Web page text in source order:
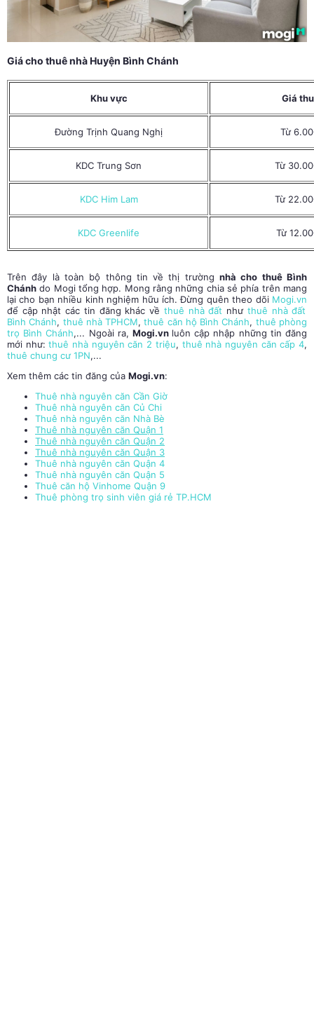
Giá cho thuê nhà Huyện Bình Chánh
Khu vực Giá
Đường Trịnh Quang Nghị Từ
KDC Trung Sơn Từ
KDC Him Lam Từ
KDC Greenlife Từ
Trên đây là toàn bộ thông tin về thị trườngnhà cho thuê Bình
Chánh do Mogi tổng hợp. Mong rằng những chia sẻ phía trên mang
lại cho bạn nhiều kinh nghiệm hữu ích. Đừng quên theo dõi Mogi.vn
để cập nhật các tin đăng khác về thuê nhà đất như thuê nhà đất
Bình Chánh, thuê nhà TPHCM,thuê căn hộ Bình Chánh, thuê phòng
trọ Bình Chánh,... Ngoài ra, Mogi.vn luôn cập nhập những tin đăng
mới như:thuê nhà nguyên căn 2 triệu, thuê nhà nguyên căn cấp 4,
thuê chung cư 1PN,...
Xem thêm các tin đăng của Mogi.vn:
Thuê nhà nguyên căn Cần Giờ
Thuê nhà nguyên căn Củ Chi
Thuê nhà nguyên căn Nhà Bè
Thuê nhà nguyên căn Quận 1
Thuê nhà nguyên căn Quận 2
Thuê nhà nguyên căn Quận 3
Thuê nhà nguyên căn Quận 4
Thuê nhà nguyên căn Quận 5
Thuê căn hộ Vinhome Quận 9
Thuê phòng trọ sinh viên giá rẻ TP.HCM